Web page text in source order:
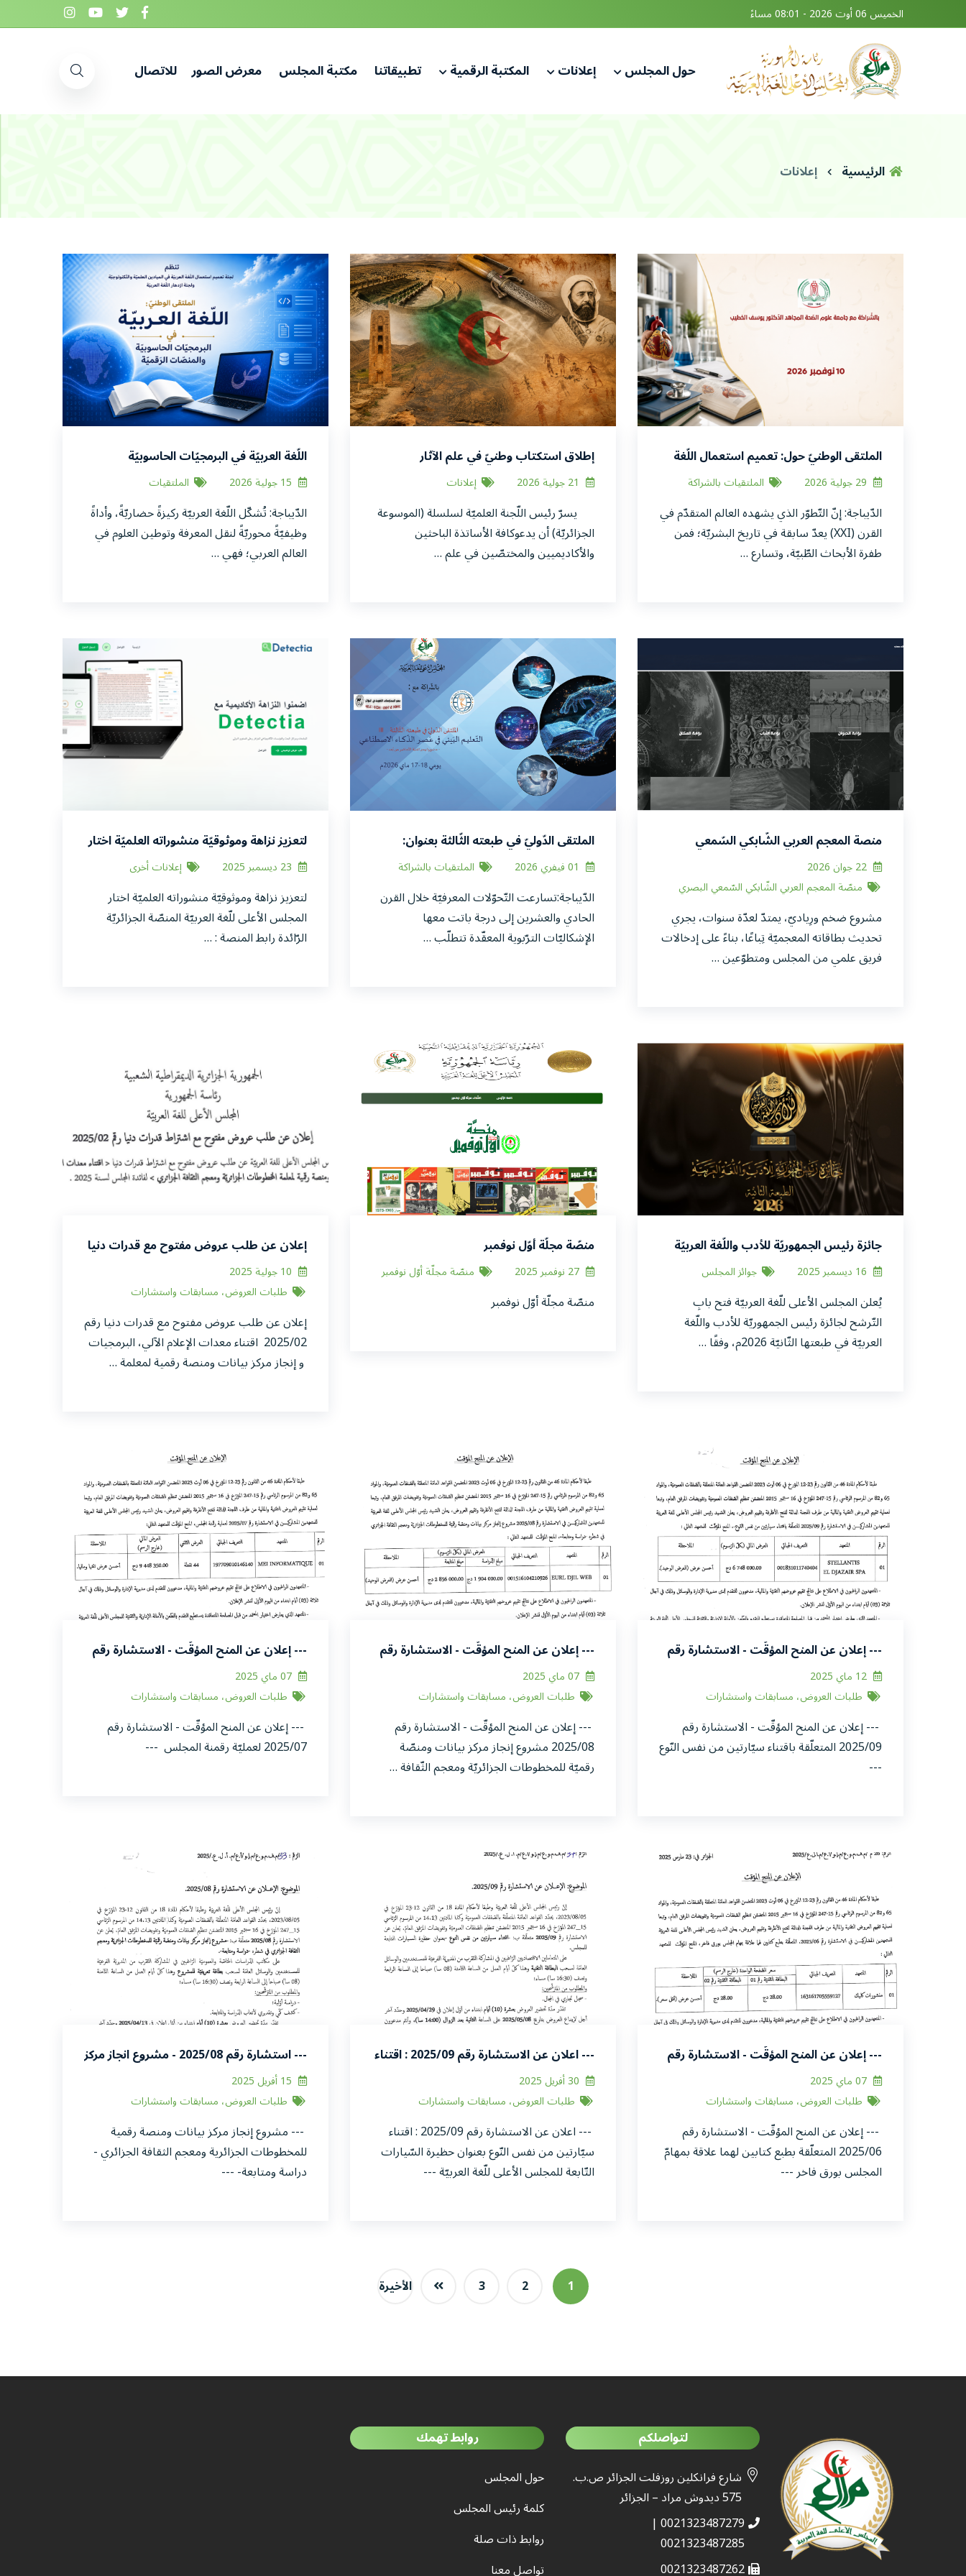
الخميس 06 أوت 2026 - 08:01 مساءً
حول المجلس إعلانات المكتبة الرقمية تطبيقاتنا مكتبة المجلس معرض الصور للاتصال
الرئيسية إعلانات
الملتقى الوطنيّ حول: تعميم استعمال اللّغة
العربيّة في الطّب الملتقيات بالشراكة
الدّيباجة: إنّ التّطوّر الذي يشهده العالم المتقدّم في
القرن (XXI) يعدّ سابقة في تاريخ البشريّة؛ فمن
طفرة الأبحاث الطّبيّة، وتسارع …
إطلاق استكتاب وطنيّ في علم الآثار
إعلانات
يسرّ رئيس اللّجنة العلميّة لسلسلة (الموسوعة
الجزائريّة) أن يدعوكافة الأساتذة الباحثين
والأكاديميين والمختصّين في علم …
اللّغة العربيّة في البرمجيّات الحاسوبيّة
والمنصّات الرّقميّة -إشكالاتُ التّمكين وآفاق
التّفعيل- الملتقيات
الدّيباجة: تُشكّل اللّغة العربيّة ركيزةً حضاريّةً، وأداةً
وظيفيّةً محوريّةً لنقل المعرفة وتوطين العلوم في
العالم العربي؛ فهي …
منصة المعجم العربي الشّابكي السّمعي
البصري
منصّة المعجم العربي الشّابكي السّمعي البصري
مشروع ضخم ورِياديّ، يمتدّ لعدّة سنوات، يجري
تحديث بطاقاته المعجميّة تِباعًا، بناءً على إدخالات
فريق علمي من المجلس ومتطوّعين …
الملتقى الدّوليّ في طبعته الثّالثة بعنوان:
التّعليـــــم البَينـــــي في عَصـــــر الذّكــــاء
الاصطنَــــــاعـــــي الملتقيات بالشراكة
الدّيباجة:تسارعت التّحوّلات المعرفيّة خلال القرن
الحادي والعشرين إلى درجة باتت معها
الإشكاليّات الترّبوية المعقّدة تتطلّب …
لتعزيز نزاهة وموثوقيّة منشوراته العلميّة اختار
المجلس الأعلى للّغة العربيّة المنصّة الجزائريّة
الرّائدة إعلانات أخرى
لتعزيز نزاهة وموثوقيّة منشوراته العلميّة اختار
المجلس الأعلى للّغة العربيّة المنصّة الجزائريّة
الرّائدة رابط المنصة : …
جائزة رئيس الجمهوريّة للأدب واللّغة العربيّة
في طبعتها الثّانيّة 2026م جوائز المجلس
يُعلن المجلس الأعلى للّغة العربيّة فتح بابِ
التّرشح لجائزة رئيس الجمهوريّة للأدب واللّغة
العربيّة في طبعتها الثّانيّة 2026م، وفقًا …
منصّة مجلّة أوّل نوفمبر
منصّة مجلّة أوّل نوفمبر
منصّة مجلّة أوّل نوفمبر
إعلان عن طلب عروض مفتوح مع قدرات دنيا
رقم 2025/02
طلبات العروض، مسابقات واستشارات
إعلان عن طلب عروض مفتوح مع قدرات دنيا رقم
2025/02 اقتناء معدات الإعلام الآلي، البرمجيات
و إنجاز مركز بيانات ومنصة رقمية لمعلمة …
--- إعلان عن المنح المؤقّت - الاستشارة رقم
2025/09 المتعلّقة باقتناء سيّارتين من نفس
النّوع ---طلبات العروض، مسابقات واستشارات
--- إعلان عن المنح المؤقّت - الاستشارة رقم
2025/09 المتعلّقة باقتناء سيّارتين من نفس النّوع
---
--- إعلان عن المنح المؤقّت - الاستشارة رقم
2025/08 مشروع إنجاز مركز بيانات ومنصّة
رقميّة للمخطوطات الجزائريّة ومعجم الثّقافة
الجزائريّ في شطره -دراسة ومتابعة- ---
طلبات العروض، مسابقات واستشارات
--- إعلان عن المنح المؤقّت - الاستشارة رقم
2025/08 مشروع إنجاز مركز بيانات ومنصّة
رقميّة للمخطوطات الجزائريّة ومعجم الثّقافة …
--- إعلان عن المنح المؤقّت - الاستشارة رقم
2025/07 لعمليّة رقمنة المجلس ---
طلبات العروض، مسابقات واستشارات
--- إعلان عن المنح المؤقّت - الاستشارة رقم
2025/07 لعمليّة رقمنة المجلس ---
--- إعلان عن المنح المؤقّت - الاستشارة رقم
2025/06 المتعلّقة بطبع كتابين لهما علاقة
بمهامّ المجلس بورق فاخر ---
طلبات العروض، مسابقات واستشارات
--- إعلان عن المنح المؤقّت - الاستشارة رقم
2025/06 المتعلّقة بطبع كتابين لهما علاقة بمهامّ
المجلس بورق فاخر ---
--- اعلان عن الاستشارة رقم 2025/09 : اقتناء
سيّارتين من نفس النّوع بعنوان حظيرة
السّيارات التّابعة للمجلس الأعلى للّغة العربيّة
--- طلبات العروض، مسابقات واستشارات
--- اعلان عن الاستشارة رقم 2025/09 : اقتناء
سيّارتين من نفس النّوع بعنوان حظيرة السّيارات
التّابعة للمجلس الأعلى للّغة العربيّة ---
--- استشارة رقم 2025/08 - مشروع انجاز مركز
بيانات ومنصة رقمية للمخطوطات الجزائرية
ومعجم الثقافة الجزائري -دراسة ومتابعة- ---
طلبات العروض، مسابقات واستشارات
--- مشروع إنجاز مركز بيانات ومنصة رقمية
للمخطوطات الجزائرية ومعجم الثقافة الجزائري -
دراسة ومتابعة- ---
1
2
3 الأخيرة
لتواصلكم
شارع فرانكلين روزفلت الجزائر ص.ب.
575 ديدوش مراد – الجزائر
0021323487279 |
0021323487285
0021323487262
روابط تهمك
حول المجلس
كلمة رئيس المجلس
روابط ذات صلة
تواصل معنا